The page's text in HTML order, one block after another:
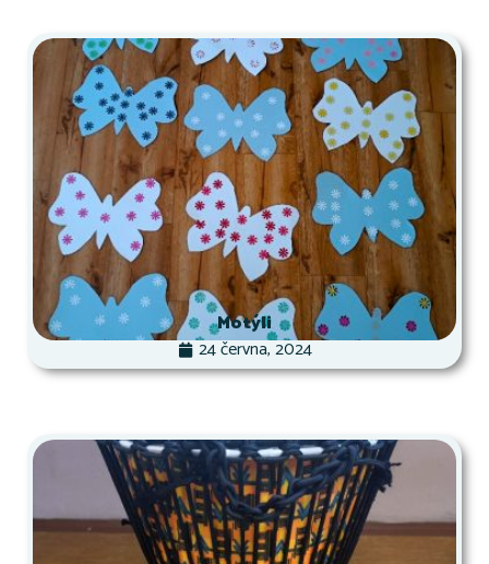
Motýli
24 června, 2024